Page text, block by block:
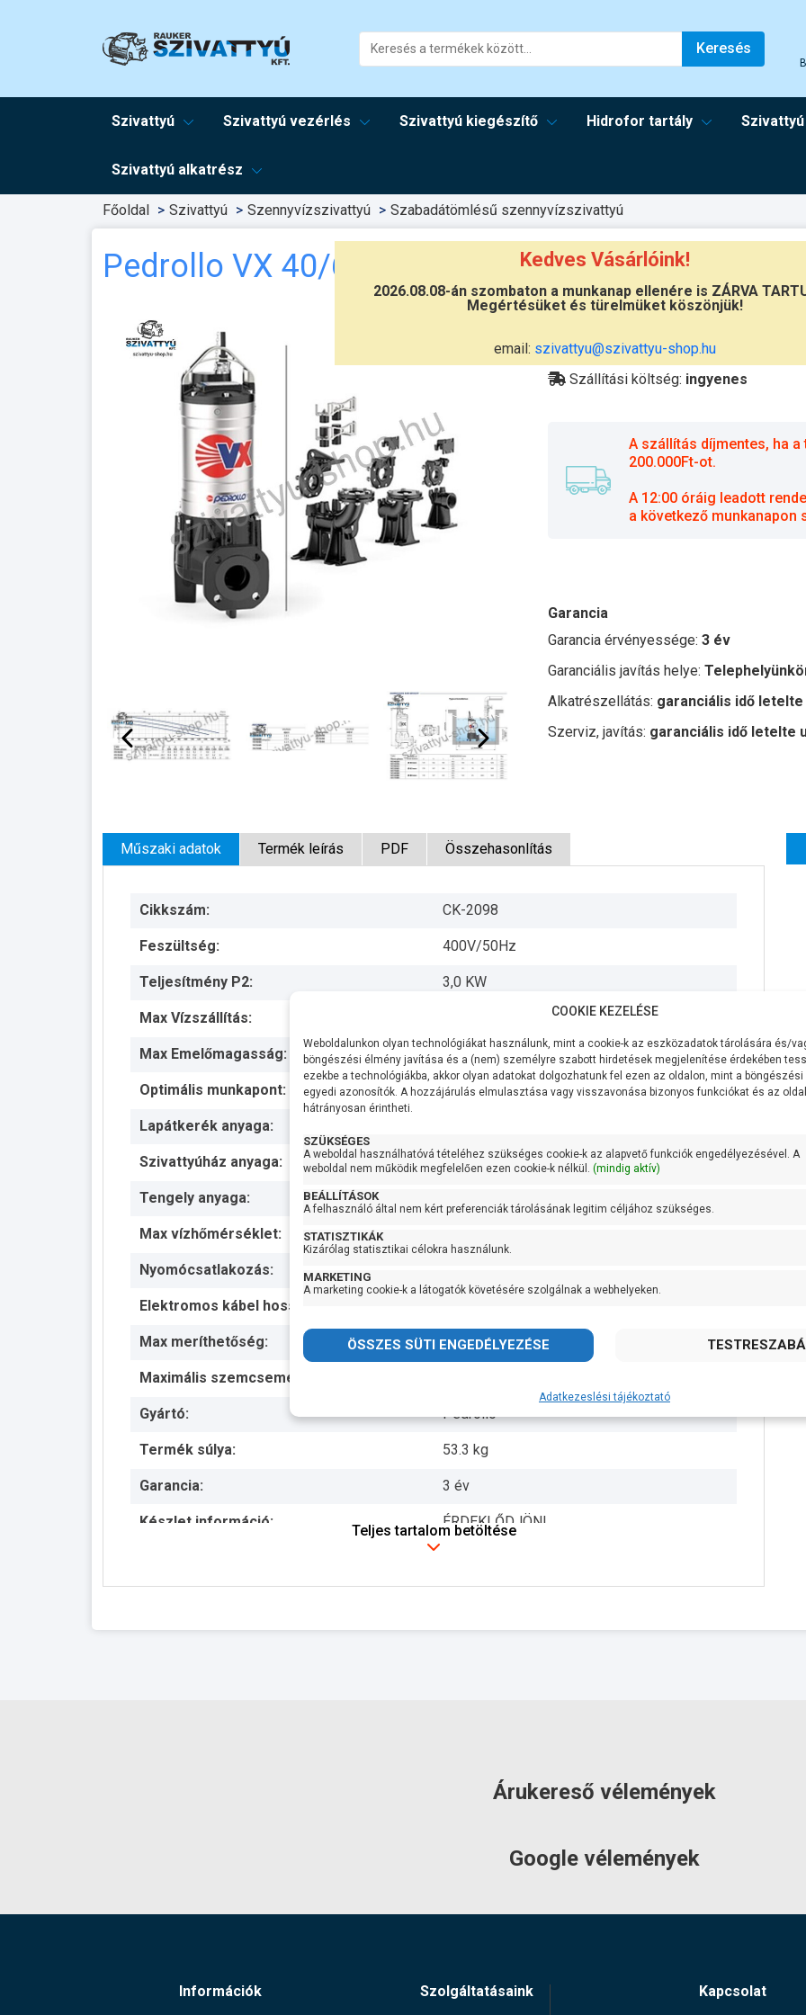
Kedves Vásárlóink!
2026.08.08-án szombaton a munkanap ellenére is ZÁRVA
Megértésüket és türelmüket köszönjük!
email: szivattyu@szivattyu-shop.hu
Keresés
Szivattyú Szivattyú vezérlés Szivattyú kiegészítő Hidrofor tartály
Szivattyú alkatrész
Főoldal Szivattyú Szennyvízszivattyú Szabadátömlésű szennyvízszivattyú
Pedrollo VX 40/65
Készletinformáció:ÉRDEKLŐDJÖN!
Szállítási költség: ingyenes
A szállítás díjmentes, ha
200.000Ft-ot.
A 12:00 óráig leadott
a következő munkanapon
Garancia
Garancia érvényessége: 3 év
Garanciális javítás helye:
Alkatrészellátás: garanciális idő letelte
Szerviz, javítás: garanciális idő letelte
Műszaki adatok Termék leírás PDF Összehasonlítás
Cikkszám: CK-2098
Feszültség: 400V/50Hz
Teljesítmény P2: 3,0 KW
Max Vízszállítás:
Max Emelőmagasság: 17 méter
Optimális munkapont: 9,2 méteren 750 liter/perc
Lapátkerék anyaga:
Szivattyúház anyaga: Öntvény és AISI 304 rozsdamentes acél
Tengely anyaga:
Max vízhőmérséklet:
Nyomócsatlakozás:
Elektromos kábel hossza:
Max meríthetőség: 10 méter
Maximális szemcseméret:
Gyártó: Pedrollo
Termék súlya: 53.3 kg
Garancia: 3 év
Készlet információ: ÉRDEKLŐDJÖN!
Teljes tartalom betöltése
Árukereső vélemények
Google vélemények
Információk Szolgáltatásaink Kapcsolat
COOKIE KEZELÉSE
Weboldalunkon olyan technológiákat használunk, mint a cookie-k az eszközadatok tárolására és/
böngészési élmény javítása és a (nem) személyre szabott hirdetések megjelenítése érdekében
ezekbe a technológiákba, akkor olyan adatokat dolgozhatunk fel ezen az oldalon, mint a
egyedi azonosítók. A hozzájárulás elmulasztása vagy visszavonása bizonyos funkciókat és az
hátrányosan érintheti.
SZÜKSÉGES
A weboldal használhatóvá tételéhez szükséges cookie-k az alapvető funkciók engedélyezésével. A
weboldal nem működik megfelelően ezen cookie-k nélkül. (mindig aktív)
BEÁLLÍTÁSOK
A felhasználó által nem kért preferenciák tárolásának legitim céljához szükséges.
STATISZTIKÁK
Kizárólag statisztikai célokra használunk.
MARKETING
A marketing cookie-k a látogatók követésére szolgálnak a webhelyeken.
Adatkezeslési tájékoztató